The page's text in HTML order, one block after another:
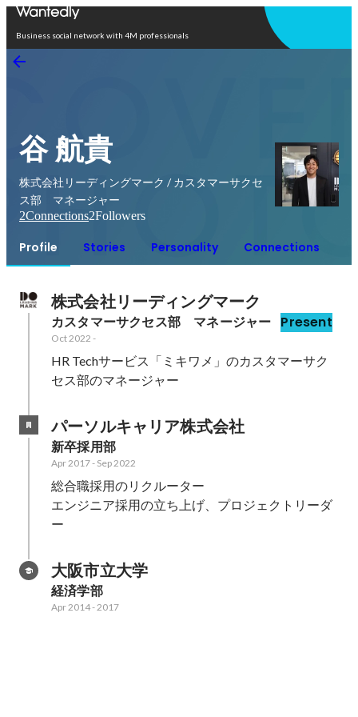
Business social network with 4M professionals
谷 航貴
株式会社リーディングマーク / カスタマーサクセ
ス部 マネージャー
2Connections2Followers
Profile Stories Personality Connections
株式会社リーディングマーク
カスタマーサクセス部　マネージャー Present
Oct 2022 -
HR Techサービス「ミキワメ」のカスタマーサク
セス部のマネージャー
パーソルキャリア株式会社
新卒採用部
Apr 2017- Sep 2022
総合職採用のリクルーター
エンジニア採用の立ち上げ、プロジェクトリーダ
ー
大阪市立大学
経済学部
Apr 2014-2017